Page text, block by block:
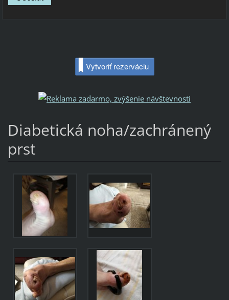
Vytvoriť rezerváciu
Diabetická noha/zachránený
prst